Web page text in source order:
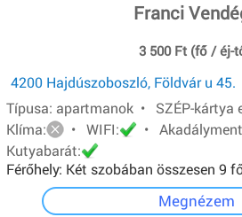
Franci
3 500 Ft (fő / éj-
4200 Hajdúszoboszló, Földvár u 45.
Típusa: apartmanok • SZÉP-kártya
Klíma:
• WIFI: •
Kutyabarát:
Férőhely: Két szobában összesen 9
lehetőség.A földszinti apartman 4
felszereltségű. Emeleti apartman 5
Megnézem